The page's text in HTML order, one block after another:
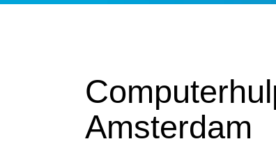
Amsterdam